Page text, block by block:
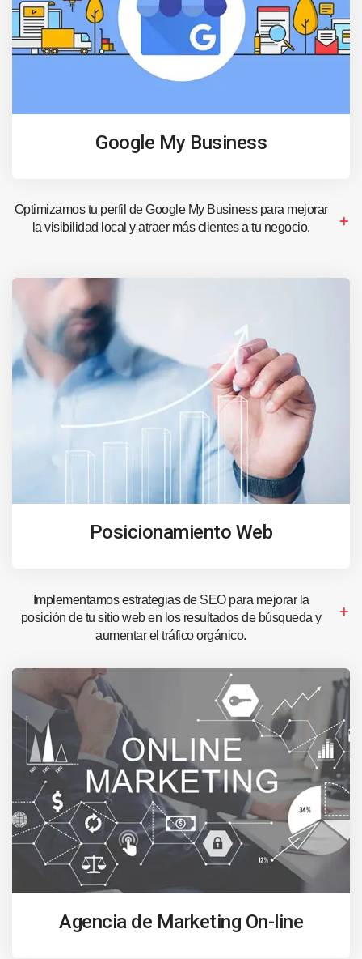
Google My Business
Optimizamos tu perfil de Google My Business para mejorar
la visibilidad local y atraer más clientes a tu negocio.
Posicionamiento Web
Implementamos estrategias de SEO para mejorar la
posición de tu sitio web en los resultados de búsqueda y
aumentar el tráfico orgánico.
Agencia de Marketing On-line